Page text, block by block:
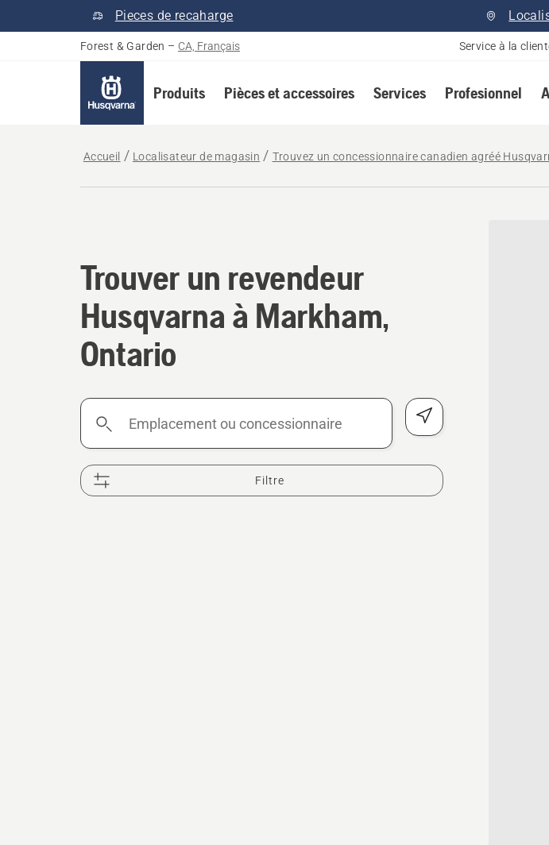
Pieces de recaharge
Forest & Garden – CA, Français Service à la
Produits Pièces et accessoires Services Profesionnel
Accueil Localisateur de magasin Trouvez un concessionnaire canadien agréé
Trouver un revendeur Husqvarna à
Trouver un revendeur
Husqvarna à Markham,
Ontario
Emplacement
Filtre